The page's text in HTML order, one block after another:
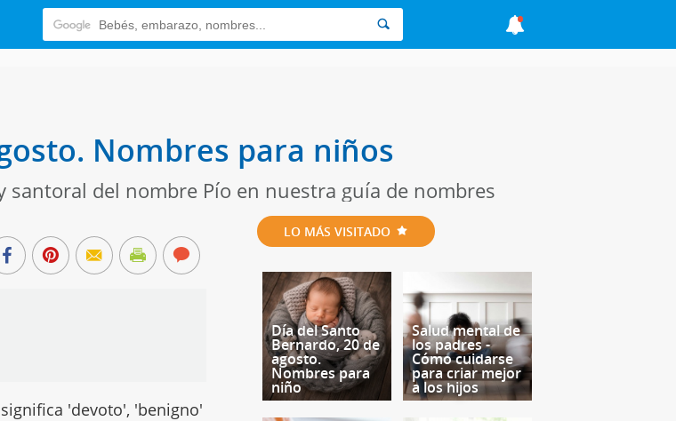
Nombres para niños
santoral del nombre Pío en nuestra guía de nombres
'devoto', 'benigno'
LO MÁS VISITADO
Día del Santo
Bernardo, 20 de
agosto.
Nombres para
niño
Salud mental de
los padres -
Cómo cuidarse
para criar mejor
a los hijos